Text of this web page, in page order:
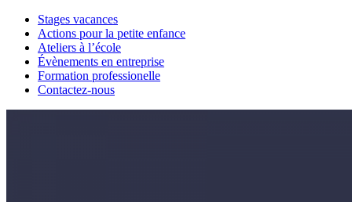
Stages vacances
Actions pour la petite enfance
Ateliers à l’école
Évènements en entreprise
Formation professionelle
Contactez-nous